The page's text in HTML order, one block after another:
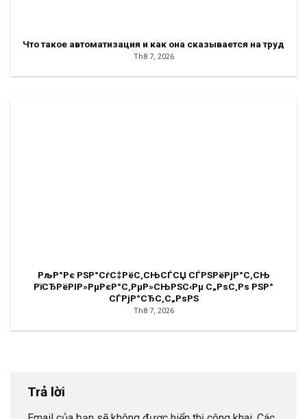
Что такое автоматизация и как она сказывается на труд
Th8 7, 2026
РљР°Рє РЅР°СѓС‡РёС‚СЊСЃСЏ СЃРЅРёРјР°С‚СЊ
РїСЂРёРІР»РµРєР°С‚РµР»СЊРЅС‹Рµ С„РѕС‚Рѕ РЅР°
СЃРјР°СЂС‚С„РѕРЅ
Th8 7, 2026
Trả lời